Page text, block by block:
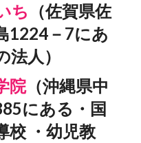
ち
（佐賀県佐
1224－7にあ
人）
院（沖縄県中
にある・国
校 ・幼児教